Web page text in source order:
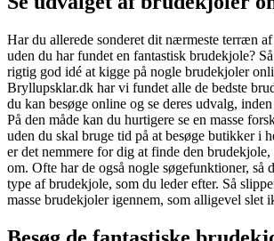
Har du allerede sonderet dit nærmeste terræn
uden du har fundet en fantastisk brudekjole?
rigtig god idé at kigge på nogle brudekjoler
Bryllupsklar.dk har vi fundet alle de bedste
du kan besøge online og se deres udvalg,
På den måde kan du hurtigere se en masse
uden du skal bruge tid på at besøge butikker i
er det nemmere for dig at finde den
om. Ofte har de også nogle søgefunktioner, så
type af brudekjole, som du leder efter. Så
masse brudekjoler igennem, som alligevel slet